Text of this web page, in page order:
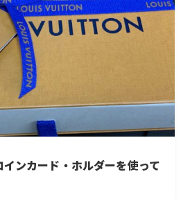
ンカード・ホルダーを使って